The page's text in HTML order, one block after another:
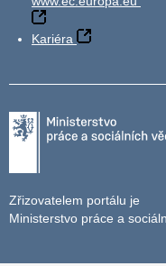
Kariéra
Zřizovatelem portálu je
Ministerstvo práce a